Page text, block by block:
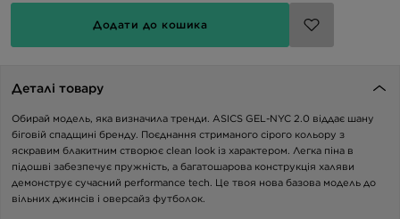
Додати до кошика
Деталі товару
Обирай модель, яка визначила тренди. ASICS GEL-NYC 2.0 віддає шану
біговій спадщині бренду. Поєднання стриманого сірого кольору з
яскравим блакитним створює clean look із характером. Легка піна в
підошві забезпечує пружність, а багатошарова конструкція халяви
демонструє сучасний performance tech. Це твоя нова базова модель до
вільних джинсів і оверсайз футболок.